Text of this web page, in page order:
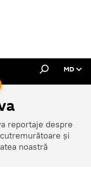
MD
reportaje despre
și
noastră